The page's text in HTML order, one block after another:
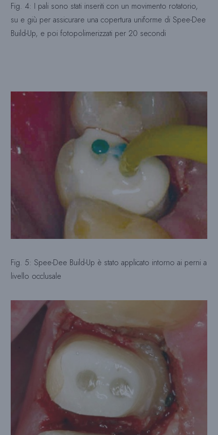
Fig. 4: I pali sono stati inseriti con un movimento rotatorio,
su e giù per assicurare una copertura uniforme di Spee-Dee
Build-Up, e poi fotopolimerizzati per 20 secondi
Fig. 5: Spee-Dee Build-Up è stato applicato intorno ai perni a
livello occlusale